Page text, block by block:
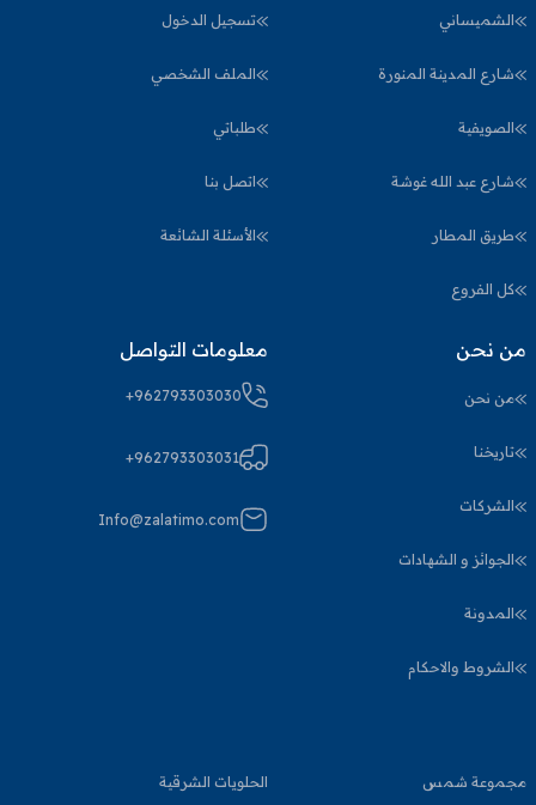
الشميساني
شارع المدينة المنورة
الصويفية
شارع عبد الله غوشة
طريق المطار
كل الفروع
تسجيل الدخول
الملف الشخصي
طلباتي
اتصل بنا
الأسئلة الشائعة
من نحن
من نحن
تاريخنا
الشركات
الجوائز و الشهادات
المدونة
الشروط والاحكام
معلومات التواصل
+962793303030
+962793303031
Info@zalatimo.com
مجموعة شمس الحلويات الشرقية